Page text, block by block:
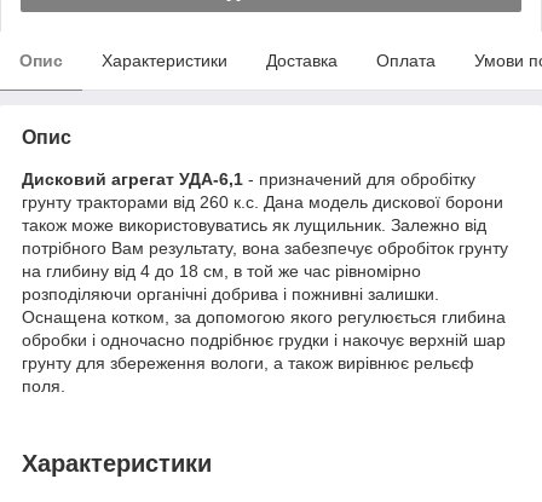
Опис Характеристики Доставка Оплата Умови
Опис
Дисковий агрегат УДА-6,1 - призначений для обробітку
грунту тракторами від 260 к.с. Дана модель дискової борони
також може використовуватись як лущильник. Залежно від
потрібного Вам результату, вона забезпечує обробіток грунту
на глибину від 4 до 18 см, в той же час рівномірно
розподіляючи органічні добрива і пожнивні залишки.
Оснащена котком, за допомогою якого регулюється глибина
обробки і одночасно подрібнює грудки і накочує верхній шар
грунту для збереження вологи, а також вирівнює рельєф
поля.
Характеристики